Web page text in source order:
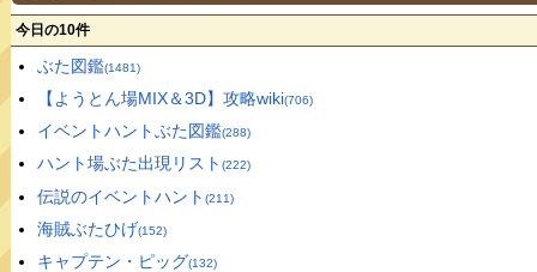
今日の10件
ぶた図鑑(1481)
【ようとん場MIX＆3D】攻略wiki(706)
イベントハントぶた図鑑(288)
ハント場ぶた出現リスト (222)
伝説のイベントハント (211)
海賊ぶたひげ(152)
キャプテン・ピッグ(132)